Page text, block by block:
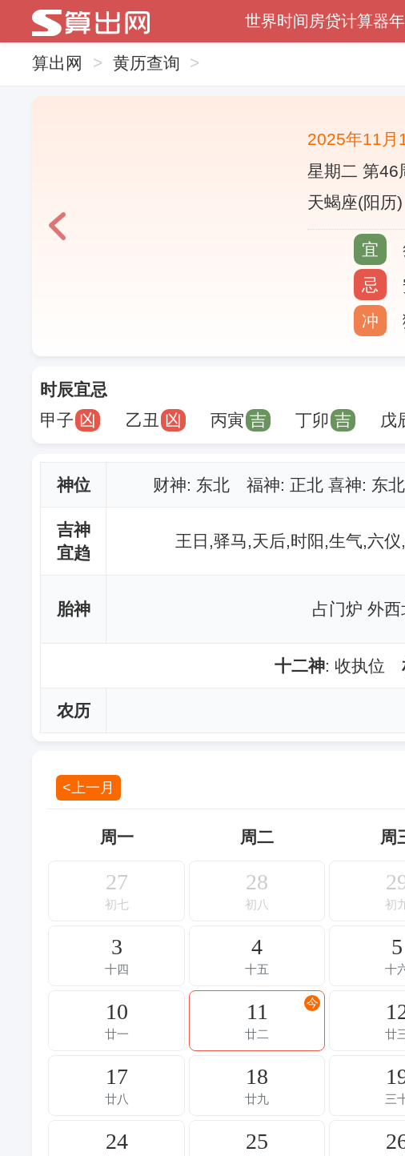
世界时间 房贷计算器
算出网 > 黄历查询 >
2025年11月
星期二 第46
天蝎座(阳历)
宜
忌
冲
时辰宜忌
甲子 凶 乙丑 凶 丙寅 吉 丁卯 吉 戊
神位 财神: 东北 福神: 正北 喜神: 东
吉神
宜趋
王日,驿马,天后,时阳,生气,六
胎神 占门炉 外西
十二神: 收执位
农历
<上一月
周一 周二 周
27
初七
28
初八 初
3
十四
4
十五
5
十
10
廿一
11
廿二
今
廿
17
廿八
18
廿九 三
24 25